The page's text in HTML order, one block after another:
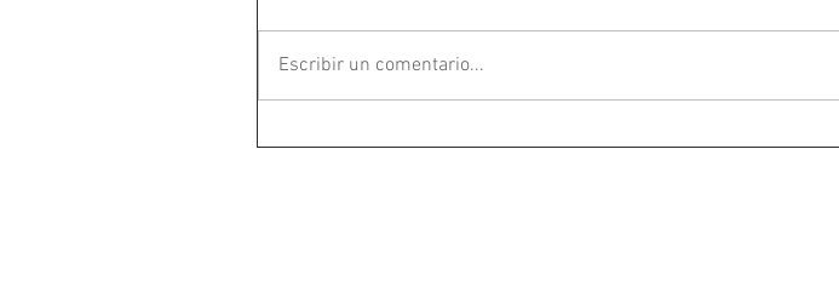
Escribir un comentario...